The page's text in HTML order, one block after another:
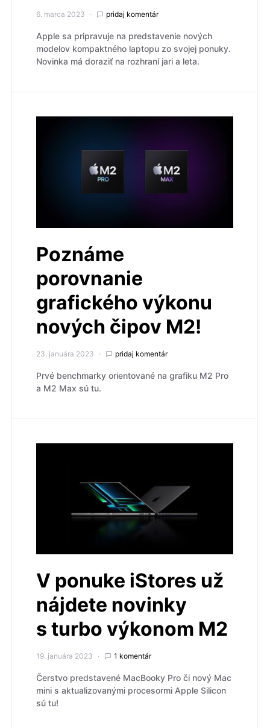
6. marca 2023 pridaj komentár
Apple sa pripravuje na predstavenie nových
modelov kompaktného laptopu zo svojej ponuky.
Novinka má doraziť na rozhraní jari a leta.
Poznáme
porovnanie
grafického výkonu
nových čipov M2!
23. januára 2023 pridaj komentár
Prvé benchmarky orientované na grafiku M2 Pro
a M2 Max sú tu.
V ponuke iStores už
nájdete novinky
s turbo výkonom M2
19. januára 2023 1 komentár
Čerstvo predstavené MacBooky Pro či nový Mac
mini s aktualizovanými procesormi Apple Silicon
sú tu!